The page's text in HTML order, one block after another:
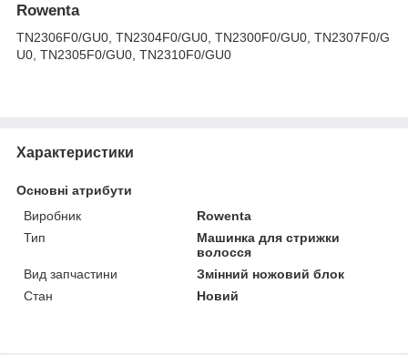
Rowenta
TN2306F0/GU0, TN2304F0/GU0, TN2300F0/GU0, TN2307F0/G
U0, TN2305F0/GU0, TN2310F0/GU0
Характеристики
Основні атрибути
Виробник
Rowenta
Тип
Машинка для стрижки
волосся
Вид запчастини
Змінний ножовий блок
Стан
Новий